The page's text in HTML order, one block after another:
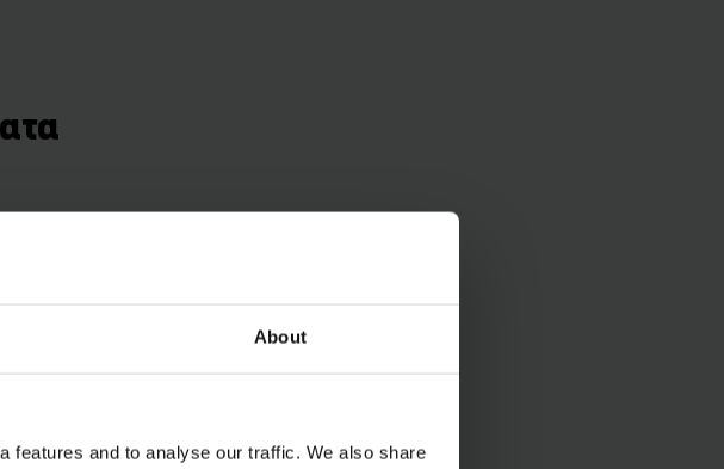
About
features and to analyse our traffic. We also share
box (ex factory) provides you with
package that can be flexibly
and software components.